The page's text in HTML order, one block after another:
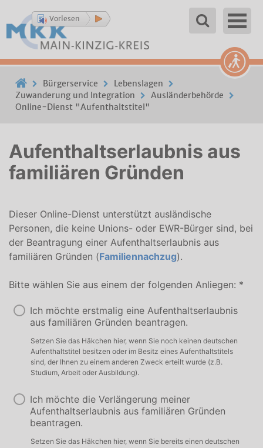
Vorlesen
Bürgerservice
Lebenslagen
Zuwanderung und Integration
Ausländerbehörde
Online-Dienst "Aufenthaltstitel"